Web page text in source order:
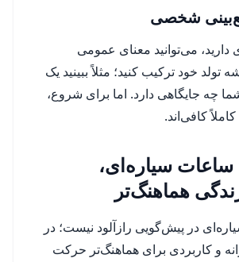
شخصی
دارید، می‌توانید معنای عمومی
تولد خود ترکیب کنید؛ مثلاً ببینید یک
چه جایگاهی دارد. اما برای شروع،
کافی‌اند.
ساعات سیاره‌ای،
هماهنگ‌تر
در پیش‌گویی رازآلود نیست؛ در
و کاربردی برای هماهنگ‌تر حرکت